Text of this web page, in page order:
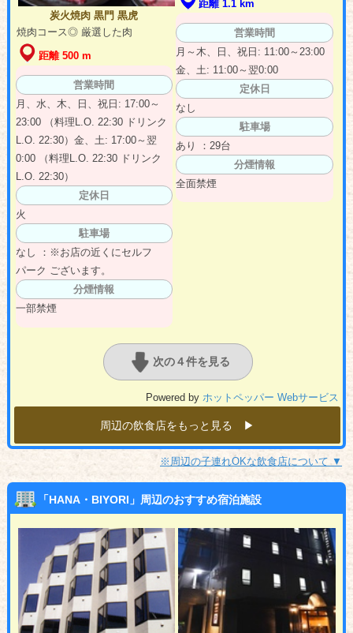
炭火焼肉 黒門 黒虎
焼肉コース◎ 厳選した肉
距離 500 m
営業時間
月、水、木、日、祝日: 17:00～
23:00 （料理L.O. 22:30 ドリンク
L.O. 22:30）金、土: 17:00～翌
0:00 （料理L.O. 22:30 ドリンク
L.O. 22:30）
定休日
火
駐車場
なし ：※お店の近くにセルフ
パーク ございます。
分煙情報
一部禁煙
距離 1.1 km
営業時間
月～木、日、祝日: 11:00～23:00
金、土: 11:00～翌0:00
定休日
なし
駐車場
あり ：29台
分煙情報
全面禁煙
次の４件を見る
Powered byホットペッパー Webサービス
周辺の飲食店をもっと見る ▶︎
※周辺の子連れOKな飲食店について ▼
「HANA・BIYORI」周辺のおすすめ宿泊施設